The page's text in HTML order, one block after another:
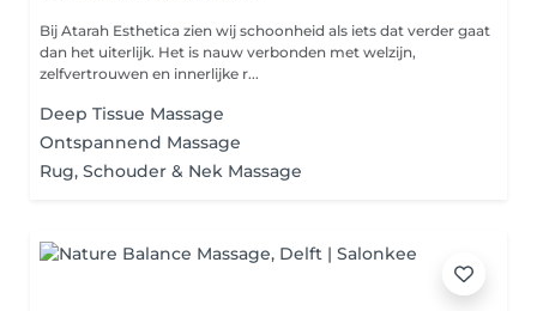
Bij Atarah Esthetica zien wij schoonheid als iets dat verder gaat
dan het uiterlijk. Het is nauw verbonden met welzijn,
zelfvertrouwen en innerlijke r...
Deep Tissue Massage
Ontspannend Massage
Rug, Schouder & Nek Massage